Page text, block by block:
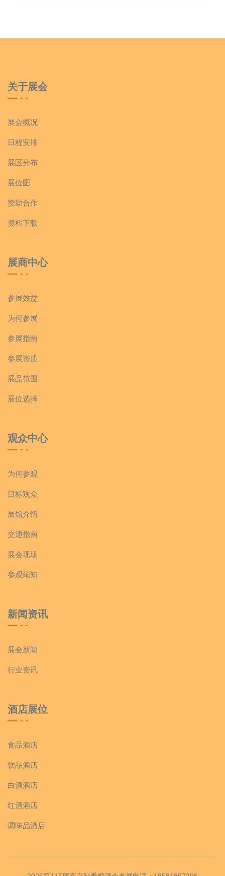
关于展会
展会概况
日程安排
展区分布
展位图
赞助合作
资料下载
展商中心
参展效益
为何参展
参展指南
参展资质
展品范围
展位选择
观众中心
为何参观
目标观众
展馆介绍
交通指南
展会现场
参观须知
新闻资讯
展会新闻
行业资讯
酒店展位
食品酒店
饮品酒店
白酒酒店
红酒酒店
调味品酒店